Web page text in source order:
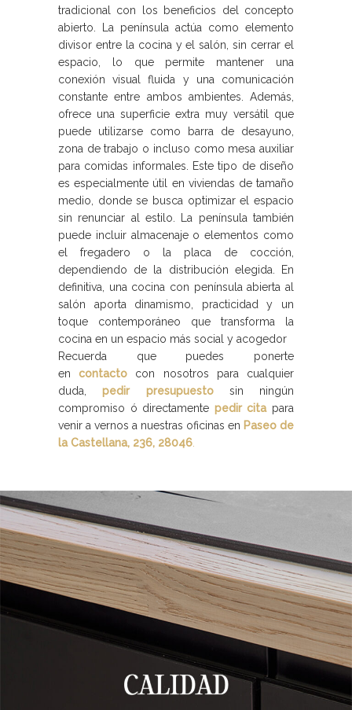
tradicional con los beneficios del concepto
abierto. La península actúa como elemento
divisor entre la cocina y el salón, sin cerrar el
espacio, lo que permite mantener una
conexión visual fluida y una comunicación
constante entre ambos ambientes. Además,
ofrece una superficie extra muy versátil que
puede utilizarse como barra de desayuno,
zona de trabajo o incluso como mesa auxiliar
para comidas informales. Este tipo de diseño
es especialmente útil en viviendas de tamaño
medio, donde se busca optimizar el espacio
sin renunciar al estilo. La península también
puede incluir almacenaje o elementos como
el fregadero o la placa de cocción,
dependiendo de la distribución elegida. En
definitiva, una cocina con península abierta al
salón aporta dinamismo, practicidad y un
toque contemporáneo que transforma la
cocina en un espacio más social y acogedor
Recuerda que puedes ponerte
encontacto
con nosotros para cualquier
duda,pedir presupuestosin ningún
compromiso ó directamente pedir citapara
venir a vernos a nuestras oficinas en Paseo de
la Castellana, 236, 28046